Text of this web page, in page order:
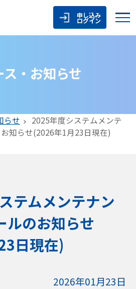
申し込み
ログイン
ス・お知らせ
らせ
2025年度システムメンテ
知らせ(2026年1月23日現在)
テムメンテナン
ルのお知らせ
日現在)
2026年01月23日